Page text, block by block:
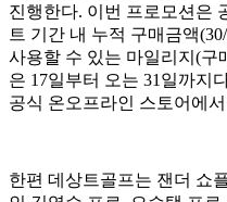
진행한다. 이번 프로모션은
트 기간 내 누적 구매금액
사용할 수 있는 마일리지(구
은 17일부터 오는 31일까지
공식 온오프라인 스토어에
한편 데상트골프는 잰더 쇼